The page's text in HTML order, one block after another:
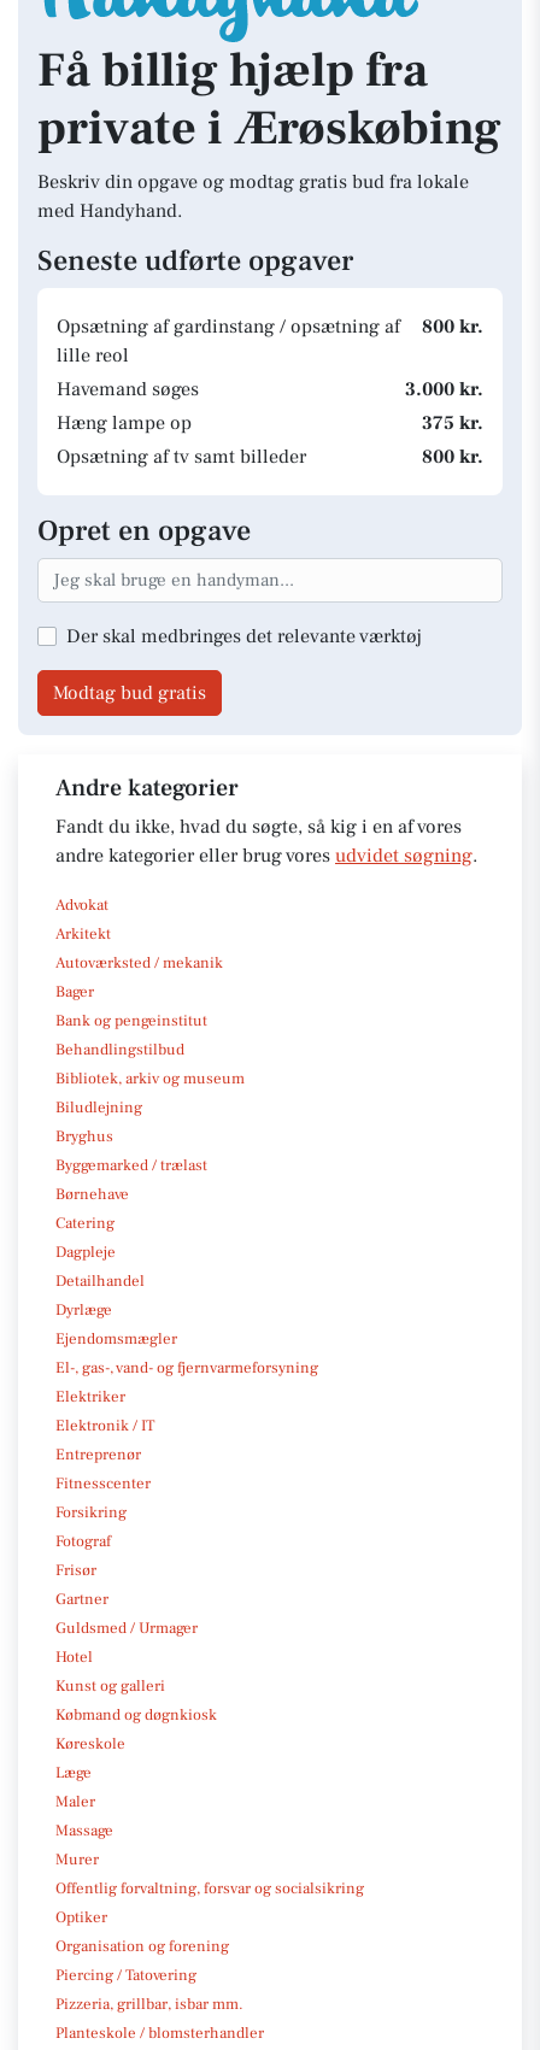
Få billig hjælp fra
private i Ærøskøbing
Beskriv din opgave og modtag gratis bud fra lokale
med Handyhand.
Seneste udførte opgaver
Opsætning af gardinstang / opsætning af
lille reol
800 kr.
Havemand søges
3.000 kr.
Hæng lampe op
375 kr.
Opsætning af tv samt billeder
800 kr.
Opret en opgave
Der skal medbringes det relevante værktøj
Modtag bud gratis
Andre kategorier
Fandt du ikke, hvad du søgte, så kig i en af vores
andre kategorier eller brug vores udvidet søgning.
Advokat
Arkitekt
Autoværksted / mekanik
Bager
Bank og pengeinstitut
Behandlingstilbud
Bibliotek, arkiv og museum
Biludlejning
Bryghus
Byggemarked / trælast
Børnehave
Catering
Dagpleje
Detailhandel
Dyrlæge
Ejendomsmægler
El-, gas-, vand- og fjernvarmeforsyning
Elektriker
Elektronik / IT
Entreprenør
Fitnesscenter
Forsikring
Fotograf
Frisør
Gartner
Guldsmed / Urmager
Hotel
Kunst og galleri
Købmand og døgnkiosk
Køreskole
Læge
Maler
Massage
Murer
Offentlig forvaltning, forsvar og socialsikring
Optiker
Organisation og forening
Piercing / Tatovering
Pizzeria, grillbar, isbar mm.
Planteskole / blomsterhandler